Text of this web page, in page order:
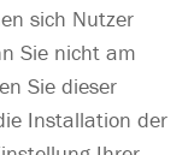
sich Nutzer
Sie nicht am
Sie dieser
Installation der